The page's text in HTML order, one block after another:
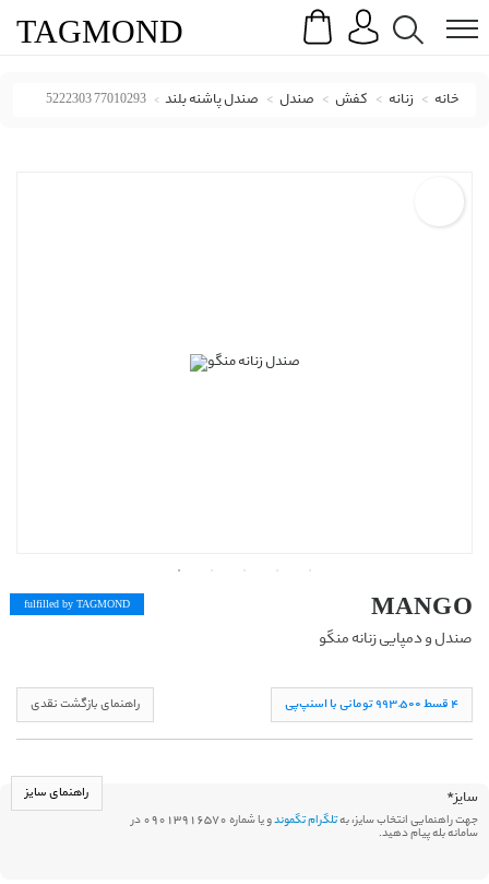
Search
TAGMOND
خانه زنانه کفش صندل صندل پاشنه بلند 77010293 5222303
MANGO
صندل و دمپایی زنانه منگو
fulfilled by TAGMOND
راهنمای بازگشت نقدی ۴ قسط ۹۹۳,۵۰۰ تومانی با اسنپ‌پی
سایز* راهنمای سایز
جهت راهنمایی انتخاب سایز، بهتلگرام تگموند و یا شماره 09013916570 در
سامانه بله پیام دهید.